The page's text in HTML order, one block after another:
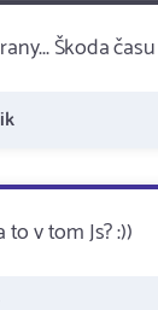
Škoda
v tom Js? :))